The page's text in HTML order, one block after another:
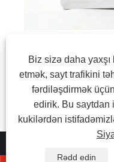
tərəfli möhür
verilən seçimdir?
Ətraflı Baxın >>
+86-17530690896
Biz sizə daha
etmək, sayt trafikini
fərdiləşdirmək
edirik. Bu saytdan
kukilərdən istifadəmizlə
Rədd edin